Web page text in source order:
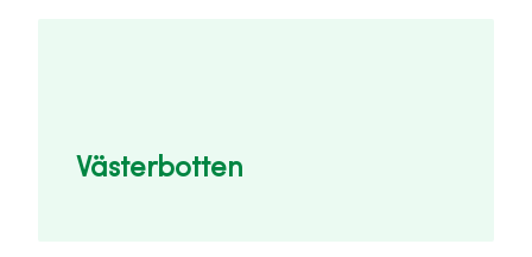
Västerbotten